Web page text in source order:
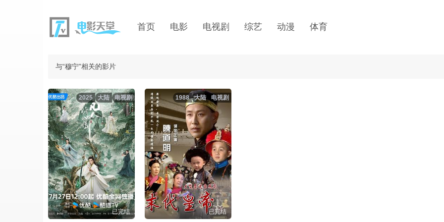
首页 电影 电视剧 综艺 动漫 体育
与“穆宁”相关的影片
电视剧
大陆
2025
已完结
电视剧
大陆
1988
已完结